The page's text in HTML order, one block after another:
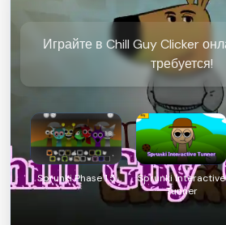
Играйте в Chill Guy Clicker
требуется!
Sprunki Phase 1.5
Sprunki Interactive
Tunner